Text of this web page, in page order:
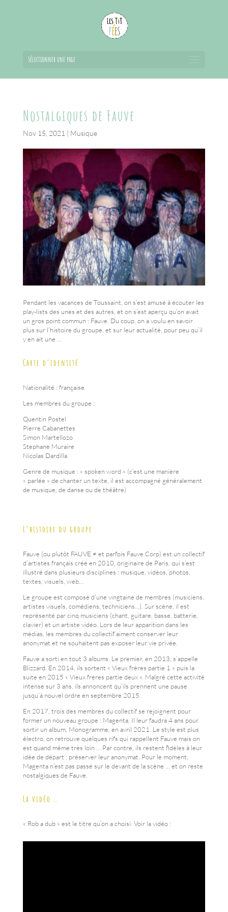
Sélectionner une page
Nostalgiques de Fauve
Nov 15, 2021 | Musique
Pendant les vacances de Toussaint, on s’est amusé à écouter les
play-lists des unes et des autres, et on s’est aperçu qu’on avait
un gros point commun : Fauve. Du coup, on a voulu en savoir
plus sur l’histoire du groupe, et sur leur actualité, pour peu qu’il
y en ait une …
Carte d’identité
Nationalité : française
Les membres du groupe :
Quentin Postel
Pierre Cabanettes
Simon Martellozo
Stephane Muraire
Nicolas Dardilla
Genre de musique : « spoken word » (c’est une manière
« parlée » de chanter un texte, il est accompagné généralement
de musique, de danse ou de théâtre)
L’histoire du groupe
Fauve (ou plutôt FAUVE ≠ et parfois Fauve Corp) est un collectif
d’artistes français créé en 2010, originaire de Paris, qui s’est
illustré dans plusieurs disciplines : musique, vidéos, photos,
textes, visuels, web…
Le groupe est composé d’une vingtaine de membres (musiciens,
artistes visuels, comédiens, techniciens…). Sur scène, il est
représenté par cinq musiciens (chant, guitare, basse, batterie,
clavier) et un artiste vidéo. Lors de leur apparition dans les
médias, les membres du collectif aiment conserver leur
anonymat et ne souhaitent pas exposer leur vie privée.
Fauve a sorti en tout 3 albums. Le premier, en 2013, s’appelle
Blizzard. En 2014, ils sortent « Vieux frères partie 1 » puis la
suite en 2015 « Vieux frères partie deux ». Malgré cette activité
intense sur 3 ans, ils annoncent qu’ils prennent une pause
jusqu’à nouvel ordre en septembre 2015.
En 2017, trois des membres du collectif se rejoignent pour
former un nouveau groupe : Magenta. Il leur faudra 4 ans pour
sortir un album, Monogramme, en avril 2021. Le style est plus
électro, on retrouve quelques rifs qui rappellent Fauve mais on
est quand même très loin … Par contre, ils restent fidèles à leur
idée de départ : préserver leur anonymat. Pour le moment,
Magenta n’est pas passé sur le devant de la scène … et on reste
nostalgiques de Fauve.
La vidéo …
« Rob a dub » est le titre qu’on a choisi. Voir la vidéo :